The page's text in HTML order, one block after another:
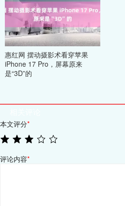
惠红网 摆动摄影术看穿苹果
iPhone 17 Pro，屏幕原来
是“3D”的
本文评分*
评论内容*